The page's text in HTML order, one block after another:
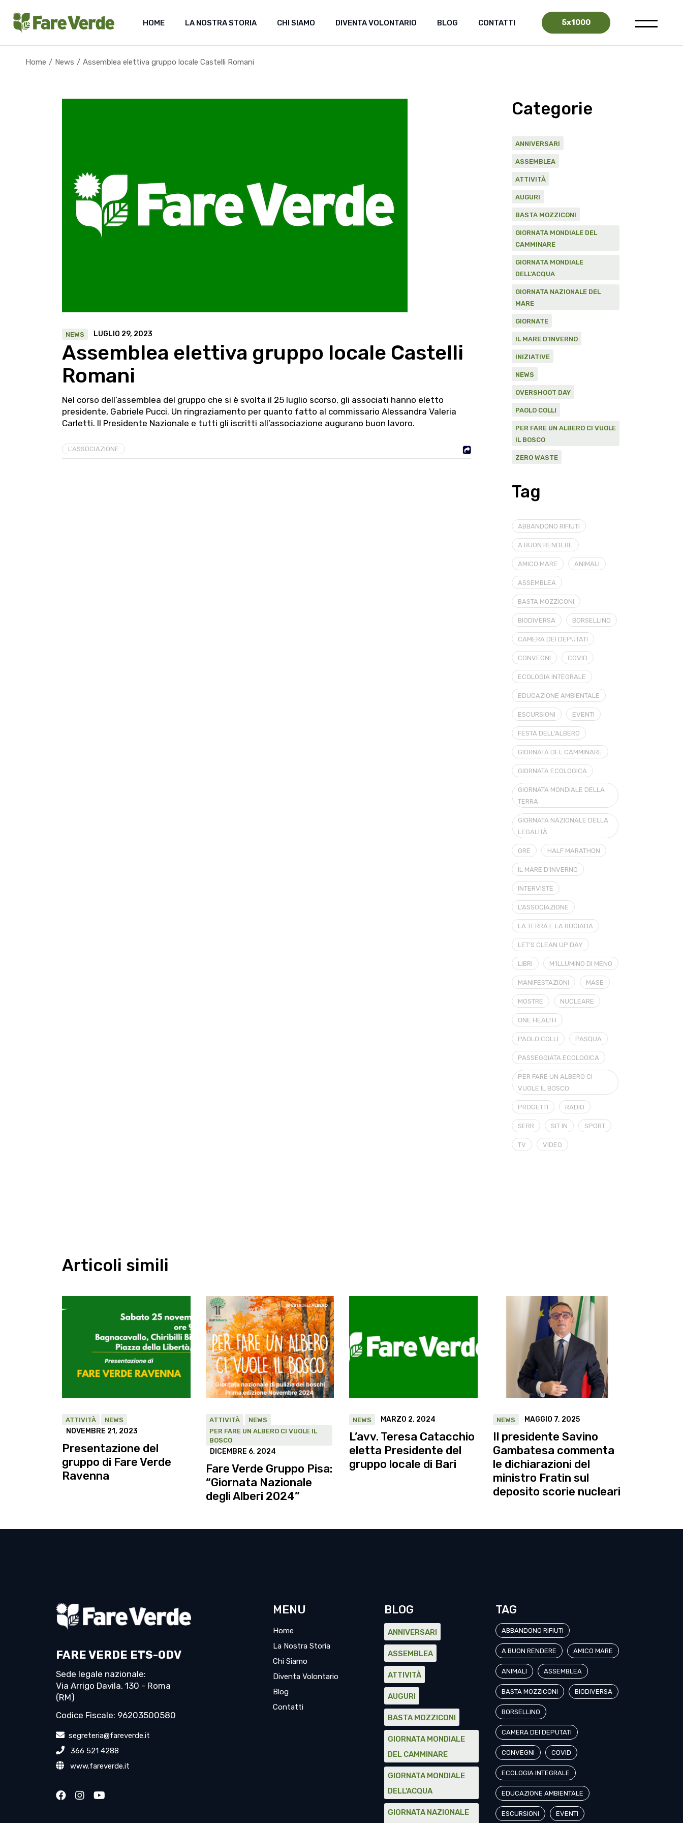
the
content
HOME LA NOSTRA STORIA CHI SIAMO DIVENTA VOLONTARIO BLOG CONTATTI 5x1000
Home News Assemblea elettiva gruppo locale Castelli Romani
NEWS LUGLIO 29, 2023
Assemblea elettiva gruppo locale Castelli
Romani
Nel corso dell’assemblea del gruppo che si è svolta il 25 luglio scorso, gli associati hanno eletto
presidente, Gabriele Pucci. Un ringraziamento per quanto fatto al commissario Alessandra Valeria
Carletti. Il Presidente Nazionale e tutti gli iscritti all’associazione augurano buon lavoro.
L'ASSOCIAZIONE
Categorie
ANNIVERSARI
ASSEMBLEA
ATTIVITÀ
AUGURI
BASTA MOZZICONI
GIORNATA MONDIALE DEL
CAMMINARE
GIORNATA MONDIALE
DELL'ACQUA
GIORNATA NAZIONALE DEL
MARE
GIORNATE
IL MARE D'INVERNO
INIZIATIVE
NEWS
OVERSHOOT DAY
PAOLO COLLI
PER FARE UN ALBERO CI VUOLE
IL BOSCO
ZERO WASTE
Tag
ABBANDONO RIFIUTI
A BUON RENDERE
AMICO MARE ANIMALI
ASSEMBLEA
BASTA MOZZICONI
BIODIVERSA BORSELLINO
CAMERA DEI DEPUTATI
CONVEGNI COVID
ECOLOGIA INTEGRALE
EDUCAZIONE AMBIENTALE
ESCURSIONI EVENTI
FESTA DELL'ALBERO
GIORNATA DEL CAMMINARE
GIORNATA ECOLOGICA
GIORNATA MONDIALE DELLA
TERRA
GIORNATA NAZIONALE DELLA
LEGALITÀ
GRE HALF MARATHON
IL MARE D'INVERNO
INTERVISTE
L'ASSOCIAZIONE
LA TERRA E LA RUGIADA
LET'S CLEAN UP DAY
LIBRI M'ILLUMINO DI MENO
MANIFESTAZIONI MASE
MOSTRE NUCLEARE
ONE HEALTH
PAOLO COLLI PASQUA
PASSEGGIATA ECOLOGICA
PER FARE UN ALBERO CI
VUOLE IL BOSCO
PROGETTI RADIO
SERR SIT IN SPORT
TV VIDEO
Articoli simili
ATTIVITÀ NEWS
NOVEMBRE 21, 2023
Presentazione del
gruppo di Fare Verde
Ravenna
ATTIVITÀ
NEWS
PER FARE UN ALBERO CI VUOLE IL
BOSCO
DICEMBRE 6, 2024
Fare Verde Gruppo Pisa:
“Giornata Nazionale
degli Alberi 2024”
NEWS MARZO 2, 2024
L’avv. Teresa Catacchio
eletta Presidente del
gruppo locale di Bari
NEWS MAGGIO 7, 2025
Il presidente Savino
Gambatesa commenta
le dichiarazioni del
ministro Fratin sul
deposito scorie nucleari
FARE VERDE ETS-ODV
Sede legale nazionale:
Via Arrigo Davila, 130 - Roma
(RM)
Codice Fiscale: 96203500580
segreteria@fareverde.it
366 521 4288
www.fareverde.it
MENU
Home
La Nostra Storia
Chi Siamo
Diventa Volontario
Blog
Contatti
BLOG
ANNIVERSARI
ASSEMBLEA
ATTIVITÀ
AUGURI
BASTA MOZZICONI
GIORNATA MONDIALE
DEL CAMMINARE
GIORNATA MONDIALE
DELL'ACQUA
GIORNATA NAZIONALE
TAG
ABBANDONO RIFIUTI
A BUON RENDERE AMICO MARE
ANIMALI ASSEMBLEA
BASTA MOZZICONI BIODIVERSA
BORSELLINO
CAMERA DEI DEPUTATI
CONVEGNI COVID
ECOLOGIA INTEGRALE
EDUCAZIONE AMBIENTALE
ESCURSIONI EVENTI